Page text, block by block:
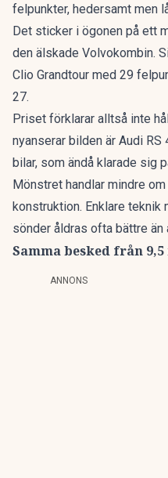
felpunkter, hedersamt men
Det sticker i ögonen på ett
den älskade Volvokombin.
Clio Grandtour med 29
27.
Priset förklarar alltså inte
nyanserar bilden är Audi
bilar, som ändå klarade sig
Mönstret handlar mindre
konstruktion. Enklare
sönder åldras ofta bättre än
Samma besked från
ANNONS